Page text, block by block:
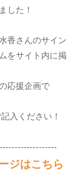
した！
香さんのサイン
をサイト内に掲
応援企画で
入ください！
ジはこちら